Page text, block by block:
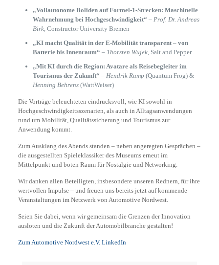
„Vollautonome Boliden auf Formel-1-Strecken: Maschinelle
Wahrnehmung bei Hochgeschwindigkeit“ – Prof. Dr. Andreas
Birk, Constructor University Bremen
„KI macht Qualität in der E-Mobilität transparent – von
Batterie bis Innenraum“ – Thorsten Wujek, Salt and Pepper
„Mit KI durch die Region: Avatare als Reisebegleiter im
Tourismus der Zukunft“ – Hendrik Rump (Quantum Frog) &
Henning Behrens(WattWeiser)
Die Vorträge beleuchteten eindrucksvoll, wie KI sowohl in
Hochgeschwindigkeitsszenarien, als auch in Alltagsanwendungen
rund um Mobilität, Qualitätssicherung und Tourismus zur
Anwendung kommt.
Zum Ausklang des Abends standen – neben angeregten Gesprächen –
die ausgestellten Spieleklassiker des Museums erneut im
Mittelpunkt und boten Raum für Nostalgie und Networking.
Wir danken allen Beteiligten, insbesondere unseren Rednern, für ihre
wertvollen Impulse – und freuen uns bereits jetzt auf kommende
Veranstaltungen im Netzwerk von Automotive Nordwest.
Seien Sie dabei, wenn wir gemeinsam die Grenzen der Innovation
ausloten und die Zukunft der Automobilbranche gestalten!
Zum Automotive Nordwest e.V. LinkedIn